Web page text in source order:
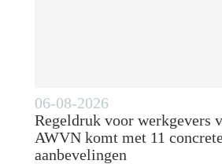
06-08-2026
Regeldruk voor werkgevers
AWVN komt met 11
aanbevelingen